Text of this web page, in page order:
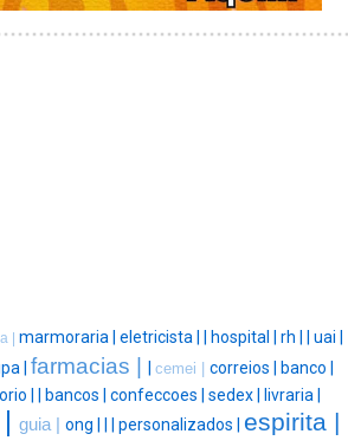
| marmoraria | eletricista | hospital | rh |
uai |
| farmacias | cemei | correios |
banco |
| bancos | confeccoes | sedex |
livraria |
guia | ong | personalizados | espirita |